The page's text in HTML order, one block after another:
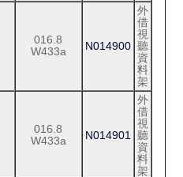
016.8
W433a
N014900
外
借
視
聽
資
料
架
016.8
W433a
N014901
外
借
視
聽
資
料
架